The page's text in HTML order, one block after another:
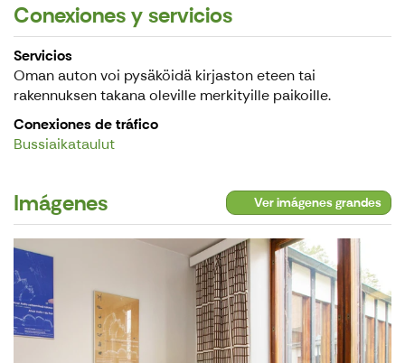
Conexiones y servicios
Servicios
Oman auton voi pysäköidä kirjaston eteen tai
rakennuksen takana oleville merkityille paikoille.
Conexiones de tráfico
Bussiaikataulut
Imágenes Ver imágenes grandes